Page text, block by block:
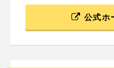
公式ホ